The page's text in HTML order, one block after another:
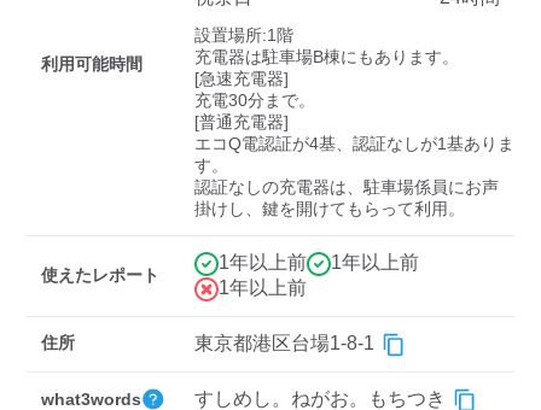
検索する
利用可能時間
設置場所:1階
充電器は駐車場B棟にもあります。
[急速充電器]
充電30分まで。
[普通充電器]
エコQ電認証が4基、認証なしが1基ありま
す。
認証なしの充電器は、駐車場係員にお声
掛けし、鍵を開けてもらって利用。
使えたレポート
1年以上前
1年以上前
1年以上前
住所 東京都港区台場1-8-1
what3words すしめし。ねがお。もちつき